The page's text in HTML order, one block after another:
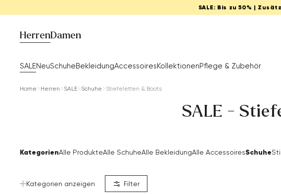
SALE: Bis zu 50% |
Herren
SALENeuSchuheBekleidungAccessoiresKollektionenPflege & Zubehör
Damen
Home Herren SALE Schuhe Stiefeletten & Boots
SALE -
KategorienAlle ProdukteAlle SchuheAlle BekleidungAlle AccessoiresSchuhe
Kategorien anzeigen Filter